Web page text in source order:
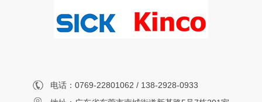
电话：0769-22801062 / 138-2928-0933